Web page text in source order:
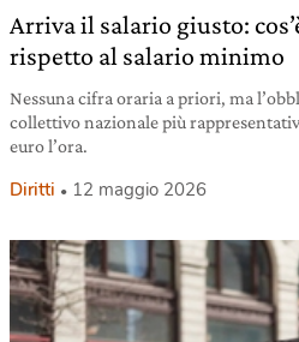
Arriva il salario giusto:
rispetto al salario minimo
Nessuna cifra oraria a priori, ma
collettivo nazionale più
euro l’ora.
Diritti 12 maggio 2026